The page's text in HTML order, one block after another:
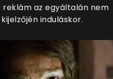
reklám az egyáltalán nem
induláskor.